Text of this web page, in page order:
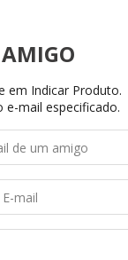
em Indicar Produto.
e-mail especificado.